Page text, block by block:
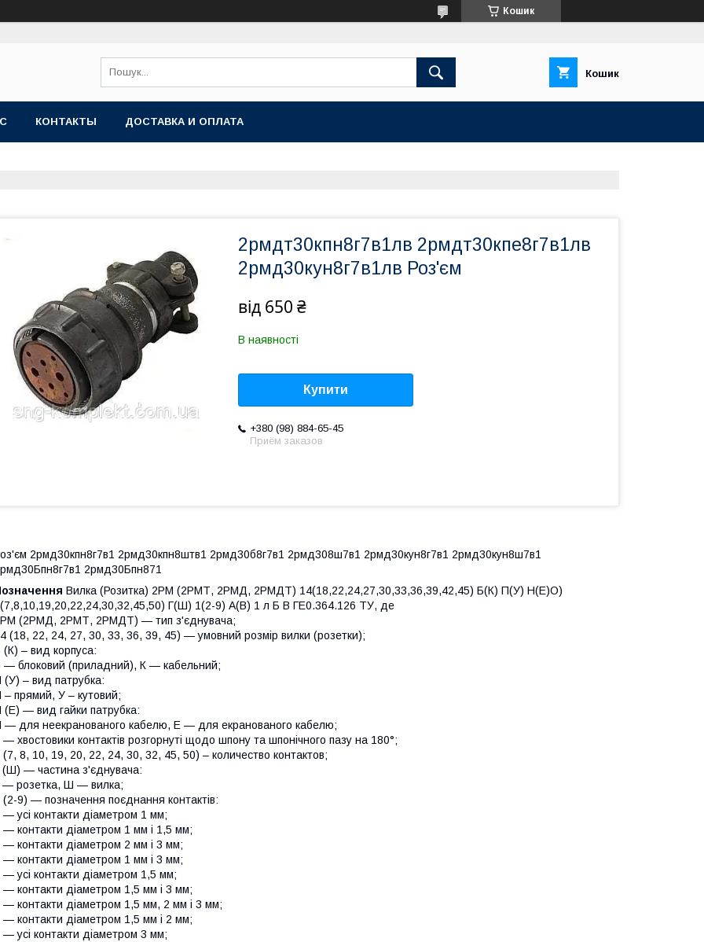
Кошик
Кошик
КОНТАКТЫ ДОСТАВКА И ОПЛАТА
2рмдт30кпн8г7в1лв 2рмдт30кпе8г7в1лв
2рмд30кун8г7в1лв Роз'єм
від 650 ₴
В наявності
Купити
+380 (98) 884-65-45
Приём заказов
2рмд30кпн8г7в1 2рмд30кпн8штв1 2рмд30б8г7в1 2рмд308ш7в1 2рмд30кун8г7в1 2рмд30кун8ш7в1
2рмд30Бпн871
Вилка (Розитка) 2РМ (2РМТ, 2РМД, 2РМДТ) 14(18,22,24,27,30,33,36,39,42,45) Б(К) П(У) Н(Е)О)
Г(Ш) 1(2-9) А(В) 1 л Б В ГЕ0.364.126 ТУ, де
(2РМД, 2РМТ, 2РМДТ) — тип з'єднувача;
(18, 22, 24, 27, 30, 33, 36, 39, 45) — умовний розмір вилки (розетки);
(К) – вид корпуса:
— блоковий (приладний), К — кабельний;
(У) – вид патрубка:
– прямий, У – кутовий;
(Е) — вид гайки патрубка:
— для неекранованого кабелю, Е — для екранованого кабелю;
— хвостовики контактів розгорнуті щодо шпону та шпонічного пазу на 180°;
(7, 8, 10, 19, 20, 22, 24, 30, 32, 45, 50) – количество контактов;
(Ш) — частина з'єднувача:
— розетка, Ш — вилка;
(2-9) — позначення поєднання контактів:
— усі контакти діаметром 1 мм;
— контакти діаметром 1 мм і 1,5 мм;
— контакти діаметром 2 мм і 3 мм;
— контакти діаметром 1 мм і 3 мм;
— усі контакти діаметром 1,5 мм;
— контакти діаметром 1,5 мм і 3 мм;
— контакти діаметром 1,5 мм, 2 мм і 3 мм;
— контакти діаметром 1,5 мм і 2 мм;
— усі контакти діаметром 3 мм;